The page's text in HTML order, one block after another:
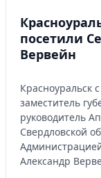
посетили
Вервейн
Красноуральск
заместитель
руководитель
Свердловской
Александр